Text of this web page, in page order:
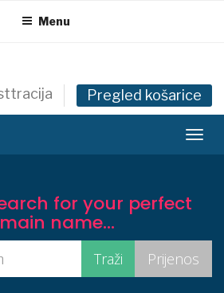
Menu
Pregled košarice
T
o
n
for your perfect
name...